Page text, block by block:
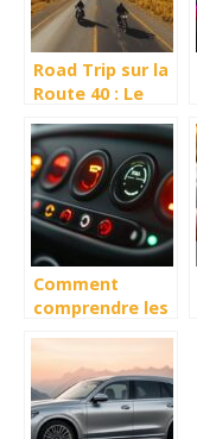
Road Trip sur la
Route 40 : Le
pour explorer
les parcs
nationaux
Comment
comprendre les
tableau de bord
Twingo 2 et
éviter les
pannes